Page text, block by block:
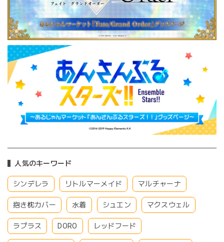
人気のキーワード
シンデレラ リトルマーメイド マルチャーナ
抱き枕カバー 水着 シュエン マクスウェル
ラプラス DORO レッドフード